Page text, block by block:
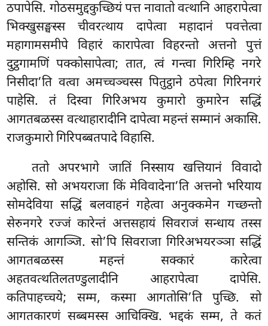
ठपापेसि. गोठसमुद्दकुच्छियं पत्त नावातो वत्थानि आहरापेत्वा
भिक्खुसङ्घस्स चीवरत्थाय दापेत्वा महादानं पवत्तेत्वा
महागामसमीपे विहारं कारापेत्वा विहरन्तो अत्तनो पुत्तं
दुट्ठगामणिं पक्कोसापेत्वा; तात, त्वं गन्त्वा गिरिम्हि नगरे
निसीदा’ति वत्वा अमच्चञ्चस्स पितुट्ठाने ठपेत्वा गिरिनगरं
पाहेसि. तं दिस्वा गिरिअभय कुमारो कुमारेन सद्धिं
आगतबळस्स वत्थाहारादीनि दापेत्वा महन्तं सम्मानं अकासि.
राजकुमारो गिरिपब्बतपादे विहासि.
ततो अपरभागे जातिं निस्साय खत्तियानं विवादो
अहोसि. सो अभयराजा किं मेविवादेना’ति अत्तनो भरियाय
सोमदेविया सद्धिं बलवाहनं गहेत्वा अनुक्कमेन गच्छन्तो
सेरुनगरे रज्जं कारेन्तं अत्तसहायं सिवराजं सन्धाय तस्स
सन्तिकं आगञ्जि. सो’पि सिवराजा गिरिअभयरञ्ञा सद्धिं
आगतबळस्स महन्तं सक्कारं कारेत्वा
अहतवत्थतिलतण्डुलादीनि आहरापेत्वा दापेसि.
कतिपाहच्चये; सम्म, कस्मा आगतोसि’ति पुच्छि. सो
आगतकारणं सब्बमस्स आचिक्खि. भद्दकं सम्म, ते कतं